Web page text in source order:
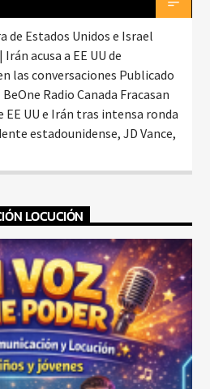
de Estados Unidos e Israel
acusa a EE UU de
las conversaciones Publicado
Radio Canada Fracasan
UU e Irán tras intensa ronda
estadounidense, JD Vance,
LOCUCIÓN